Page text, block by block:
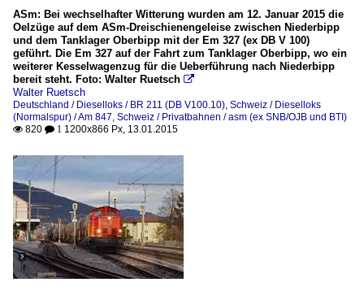
ASm: Bei wechselhafter Witterung wurden am 12. Januar 2015 die
Oelzüge auf dem ASm-Dreischienengeleise zwischen Niederbipp
und dem Tanklager Oberbipp mit der Em 327 (ex DB V 100)
geführt. Die Em 327 auf der Fahrt zum Tanklager Oberbipp, wo ein
weiterer Kesselwagenzug für die Ueberführung nach Niederbipp
bereit steht. Foto: Walter Ruetsch 
Walter Ruetsch
Deutschland / Dieselloks / BR 211 (DB V100.10), Schweiz / Dieselloks
(Normalspur) / Am 847, Schweiz / Privatbahnen / asm (ex SNB/OJB und BTI)
 820  1 1200x866 Px, 13.01.2015